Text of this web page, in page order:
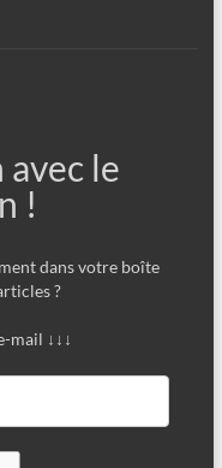
avec le
!
dans votre boîte
?
mail ↓↓↓